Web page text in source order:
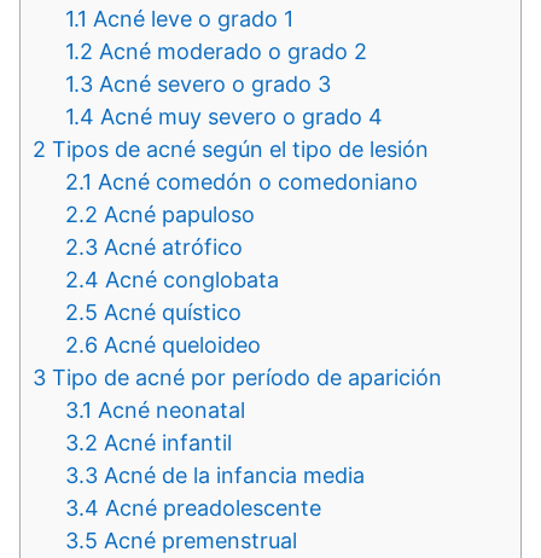
1.1 Acné leve o grado 1
1.2 Acné moderado o grado 2
1.3 Acné severo o grado 3
1.4 Acné muy severo o grado 4
2 Tipos de acné según el tipo de lesión
2.1 Acné comedón o comedoniano
2.2 Acné papuloso
2.3 Acné atrófico
2.4 Acné conglobata
2.5 Acné quístico
2.6 Acné queloideo
3 Tipo de acné por período de aparición
3.1 Acné neonatal
3.2 Acné infantil
3.3 Acné de la infancia media
3.4 Acné preadolescente
3.5 Acné premenstrual